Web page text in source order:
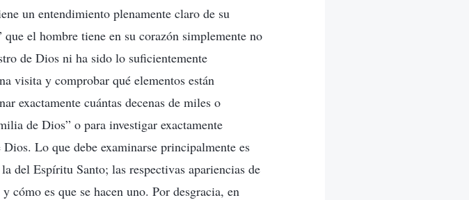
un entendimiento plenamente claro de su
el hombre tiene en su corazón simplemente no
de Dios ni ha sido lo suficientemente
visita y comprobar qué elementos están
exactamente cuántas decenas de miles o
de Dios” o para investigar exactamente
Lo que debe examinarse principalmente es
del Espíritu Santo; las respectivas apariencias de
cómo es que se hacen uno. Por desgracia, en